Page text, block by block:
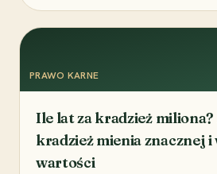
PRAWO KARNE
Ile lat za kradzież miliona?
kradzież mienia znacznej
wartości